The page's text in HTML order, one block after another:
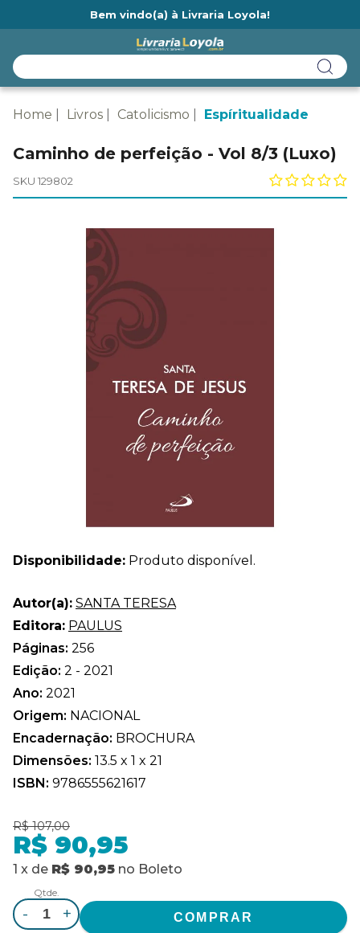
Bem vindo(a) à Livraria Loyola!
Home Livros Catolicismo Espíritualidade
Caminho de perfeição - Vol 8/3 (Luxo)
SKU 129802
Disponibilidade: Produto disponível.
Autor(a): SANTA TERESA
Editora: PAULUS
Páginas: 256
Edição: 2 - 2021
Ano: 2021
Origem: NACIONAL
Encadernação: BROCHURA
Dimensões: 13.5 x 1 x 21
ISBN: 9786555621617
R$ 107,00
R$ 90,95
1 x de R$ 90,95 no Boleto
Qtde.
- +